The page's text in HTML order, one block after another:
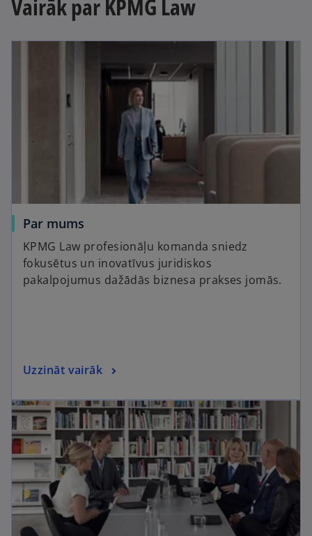
Vairāk par KPMG Law
Par mums
KPMG Law profesionāļu komanda sniedz
fokusētus un inovatīvus juridiskos
pakalpojumus dažādās biznesa prakses jomās.
Uzzināt vairāk